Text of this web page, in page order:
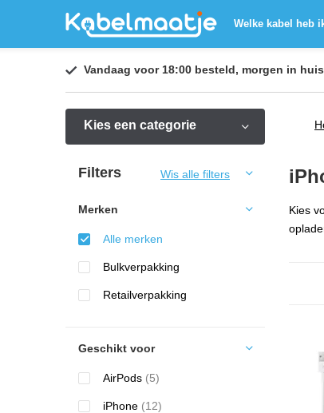
Welke kabel heb
Vandaag voor 18:00 besteld, morgen in huis
Kies een categorie
Kies
Filters Wis alle filters
Merken
Alle merken
Bulkverpakking
Retailverpakking
Geschikt voor
AirPods (5)
iPhone (12)